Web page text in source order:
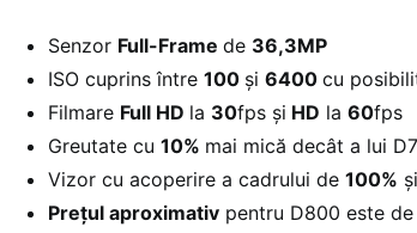
Senzor Full-Frame de 36,3MP
ISO cuprins între 100 și 6400 cu
Filmare Full HD la 30fps și HD la 60fps
Greutate cu 10% mai mică decât a lui
Vizor cu acoperire a cadrului de 100%
Prețul aproximativ pentru D800 este